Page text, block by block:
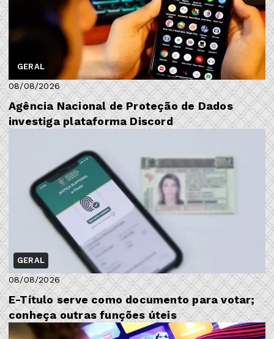
GERAL
08/08/2026
Agência Nacional de Proteção de Dados
investiga plataforma Discord
GERAL
08/08/2026
E-Título serve como documento para votar;
conheça outras funções úteis